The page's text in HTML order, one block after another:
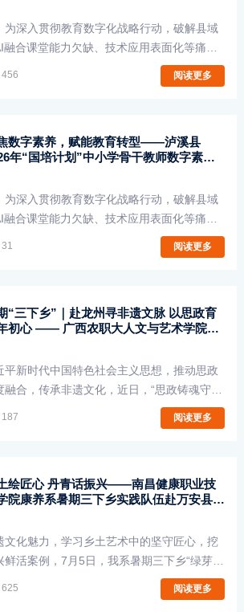
为深入贯彻教育数字化战略行动，破解县域
合课堂能力欠缺、技术应用表面化等痛点
从传统教学型向数字赋能型转型，7月20
培计划”中小学骨···
456 阅读更多
数字素养，赋能教育转型——泸溪县
年“国培计划”中小学骨干教师数字素养
为深入贯彻教育数字化战略行动，破解县域
合课堂能力欠缺、技术应用表面化等痛点
从传统教学型向数字赋能型转型，7月20
培计划”中小学骨···
31 阅读更多
“三下乡”｜赴龙州寻非遗文脉 以思政育
初心 —— 广西农职大人文与艺术学院三
平新时代中国特色社会主义思想，推动思政
合，传承非遗文化，近日，“思政铸魂守初
”—— 广西农业职业技术大学人文与艺术学
会实践团前···
187 阅读更多
绘匠心 丹青话振兴——南昌健康职业技
院康养系暑期三下乡实践队伍赴万安县田
文化魅力，学习乡土艺术中的坚守匠心，挖
活案例，7月5日，我系暑期三下乡“绿芽筑
西省吉安市万安县高陂镇田北农民画村开展
走访本土···
625 阅读更多